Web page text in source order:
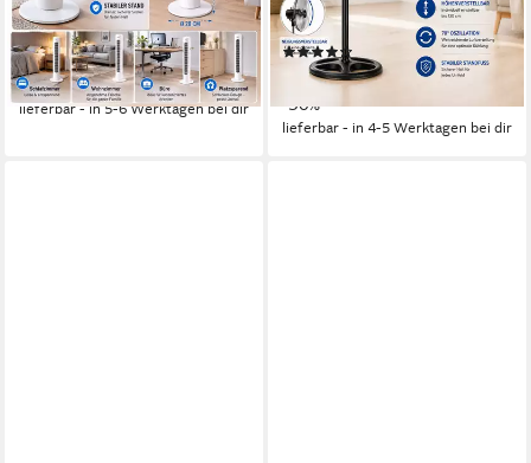
45 W Leistung
79,90 € UVP139,00 €
-43%
lieferbar - in 5-6 Werktagen bei dir
45 W Leistung
89,90 € UVP129,00 €
-30%
lieferbar - in 4-5 Werktagen bei dir